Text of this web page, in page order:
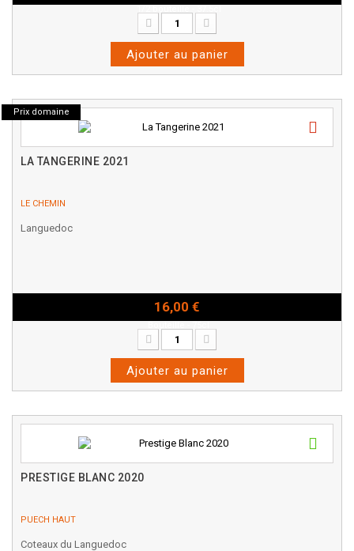
Ajouter au panier
Prix domaine
LA TANGERINE 2021
LE CHEMIN
Languedoc
16,00 €
Ajouter au panier
PRESTIGE BLANC 2020
PUECH HAUT
Coteaux du Languedoc